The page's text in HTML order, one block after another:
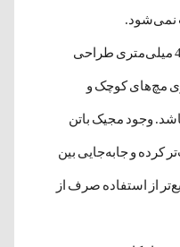
نمی‌شود.
این مدل برای ساعت‌های 38 و 41 میلی‌متری طراحی
مچ‌های کوچک و
وجود مجیک باتن
کرده و جابه‌جایی بین
از استفاده صرف از